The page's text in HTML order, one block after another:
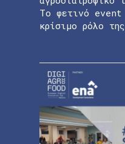
Το φετινό event
κρίσιμο ρόλο